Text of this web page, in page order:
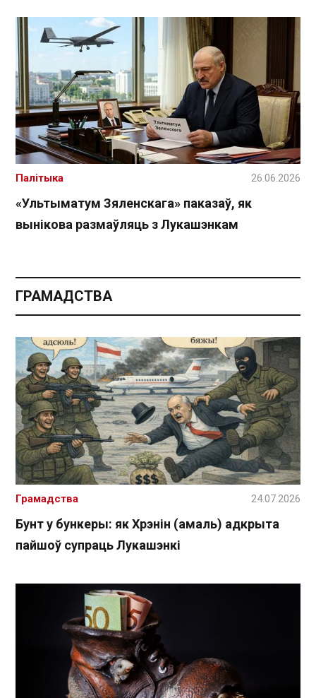
«Ультыматум Зяленскага» паказаў, як
вынікова размаўляць з Лукашэнкам
Палітыка 26.06.2026
ГРАМАДСТВА
Бунт у бункеры: як Хрэнін (амаль) адкрыта
пайшоў супраць Лукашэнкі
Грамадства 24.07.2026